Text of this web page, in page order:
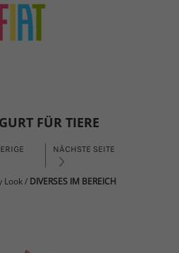
FÜR TIERE
NÄCHSTE SEITE
Look/ DIVERSES IM BEREICH